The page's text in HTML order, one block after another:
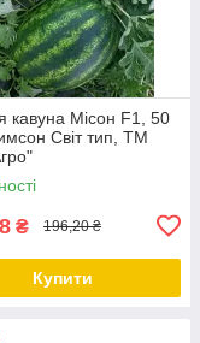
кавуна Місон F1, 50
Світ тип, ТМ
₴ 196,20 ₴
Купити